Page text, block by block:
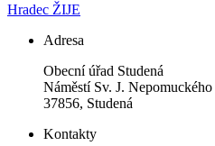
Hradec ŽIJE
Adresa
Obecní úřad Studená
Náměstí Sv. J.
37856, Studená
Kontakty